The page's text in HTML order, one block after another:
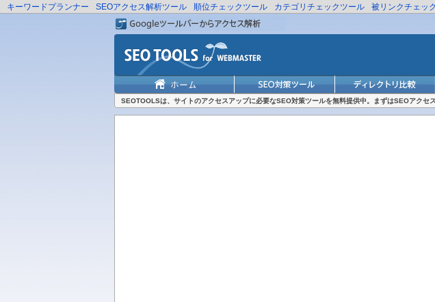
キーワードプランナー SEOアクセス解析ツール 順位チェックツール カテゴリチェックツール 被リンクチェッ
SEOTOOLSは、サイトのアクセスアップに必要なSEO対策ツールを無料提供中。まずはSEOアクセ